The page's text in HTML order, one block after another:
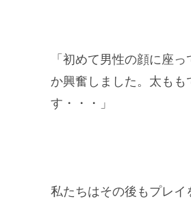
「初めて男性の顔に座
か興奮しました。太も
す・・・」
私たちはその後もプレイ